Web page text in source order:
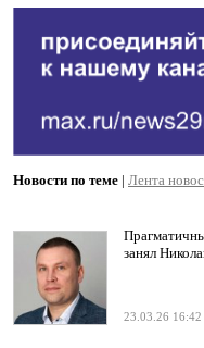
Новости по теме | Лента
занял
23.03.26 16:42